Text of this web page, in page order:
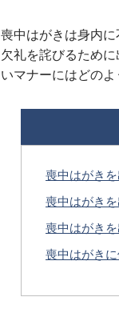
喪中はがきは身内
欠礼を詫びるため
いマナーにはどのよ
喪中はがき
喪中はがき
喪中はがき
喪中はがき